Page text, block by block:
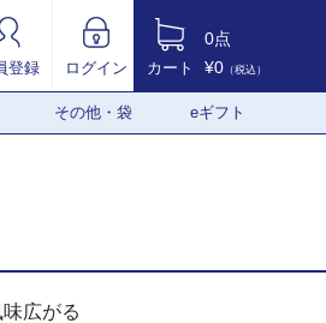
登録 ログイン カート
0点
¥0 （税込）
その他・袋 eギフト
広がる